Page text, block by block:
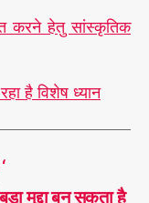
करने हेतु सांस्कृतिक
है विशेष ध्यान
मुद्दा बन सकता है